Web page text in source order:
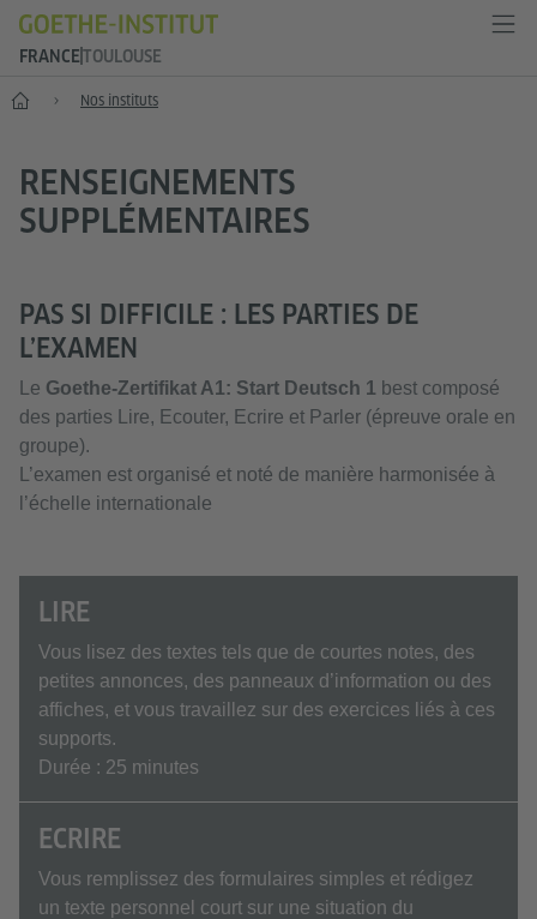
FRANCETOULOUSE
Accueil Nos instituts
RENSEIGNEMENTS
SUPPLÉMENTAIRES
PAS SI DIFFICILE : LES PARTIES DE
L’EXAMEN
Le Goethe-Zertifikat A1: Start Deutsch 1 best composé
des parties Lire, Ecouter, Ecrire et Parler (épreuve orale en
groupe).
L’examen est organisé et noté de manière harmonisée à
l’échelle internationale
LIRE
Vous lisez des textes tels que de courtes notes, des
petites annonces, des panneaux d’information ou des
affiches, et vous travaillez sur des exercices liés à ces
supports.
Durée : 25 minutes
ECRIRE
Vous remplissez des formulaires simples et rédigez
un texte personnel court sur une situation du